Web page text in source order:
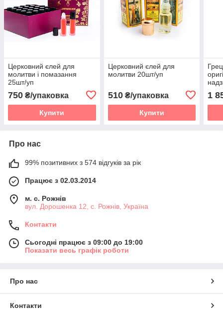
Церковний єлей для
молитви і помазання
25шт/уп
750 ₴/упаковка
Купити
Церковний єлей для
молитви 20шт/уп
510₴/упаковка
Купити
1
Про нас
99% позитивних з 574 відгуків за рік
Працює з 02.03.2014
м. с. Рожнів
вул. Дорошенка 12, с. Рожнів, Україна
Контакти
Сьогодні працює з 09:00 до 19:00
Показати весь графік роботи
Про нас
Контакти